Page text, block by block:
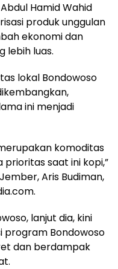
Hamid Wahid
produk unggulan
ekonomi dan
lebih luas.
lokal Bondowoso
ini menjadi
komoditas
saat ini kopi,”
Aris Budiman,
lanjut dia, kini
program Bondowoso
dan berdampak